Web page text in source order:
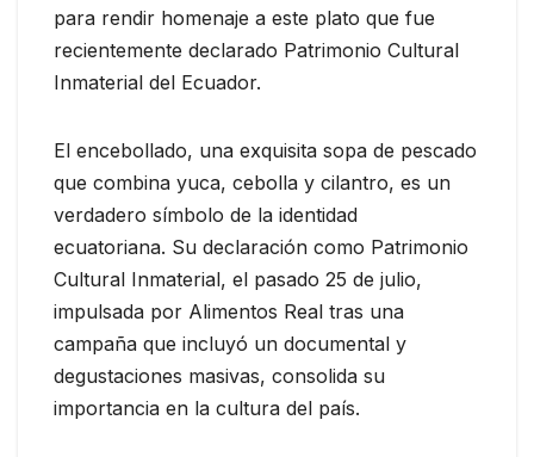
para rendir homenaje a este plato que fue
recientemente declarado Patrimonio Cultural
Inmaterial del Ecuador.
El encebollado, una exquisita sopa de pescado
que combina yuca, cebolla y cilantro, es un
verdadero símbolo de la identidad
ecuatoriana. Su declaración como Patrimonio
Cultural Inmaterial, el pasado 25 de julio,
impulsada por Alimentos Real tras una
campaña que incluyó un documental y
degustaciones masivas, consolida su
importancia en la cultura del país.